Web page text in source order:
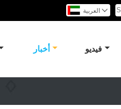
العربية 
أخبار فيديو